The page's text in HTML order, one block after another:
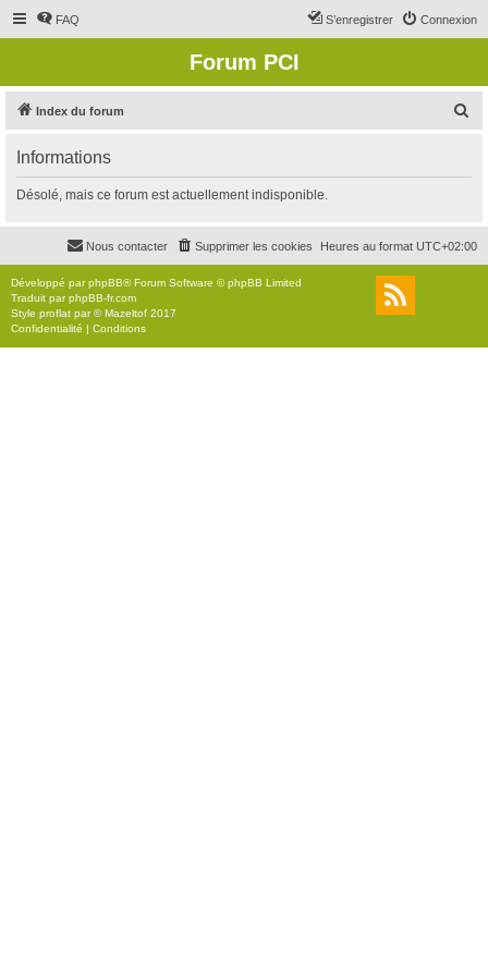
FAQ Connexion
S’enregistrer
Forum PCI
Index du forum
r
c
r
Informations
Désolé, mais ce forum est actuellement indisponible.
Heures au format UTC+02:00
Supprimer les cookies
Nous contacter
Développé parphpBB® Forum Software © phpBB Limited
Traduit parphpBB-fr.com
Style proflat par ©Mazeltof 2017
Confidentialité | Conditions